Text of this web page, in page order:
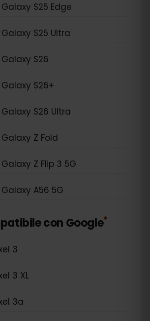
S25 Edge
S25 Ultra
S26
S26+
S26 Ultra
Z Fold
Z Flip 3 5G
A56 5G
con Google*
3
3 XL
3a